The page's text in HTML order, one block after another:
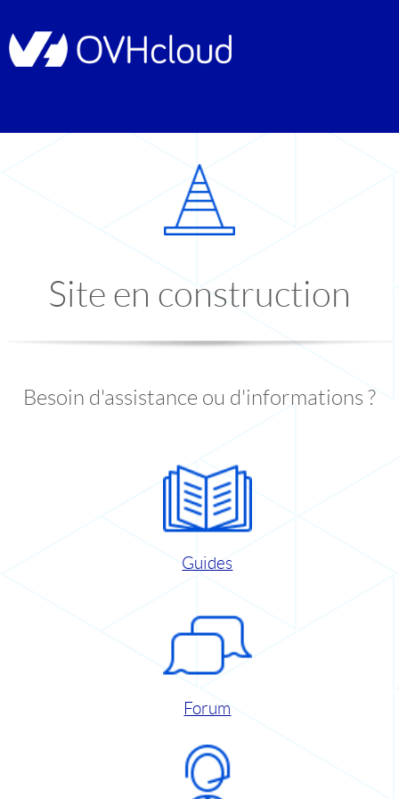
Site en construction
Besoin d'assistance ou d'informations ?
Guides
Forum